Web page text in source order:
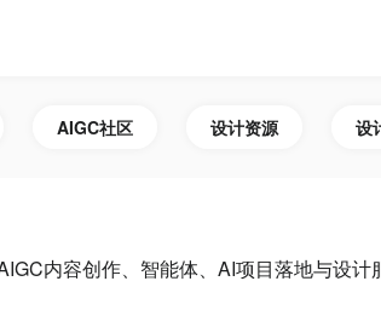
AIGC社区 设计资源 设
内容创作、智能体、AI项目落地与设计